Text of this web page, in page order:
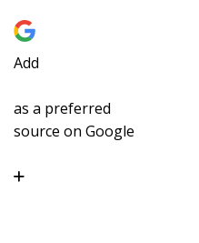
Add
as a preferred
source on Google